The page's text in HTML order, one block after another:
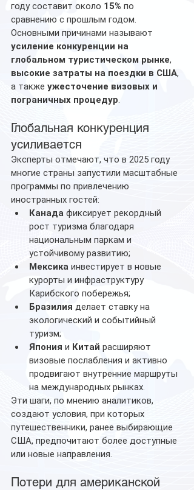
году составит около 15% по
сравнению с прошлым годом.
Основными причинами называют
усиление конкуренции на
глобальном туристическом рынке,
высокие затраты на поездки в США,
а также ужесточение визовых и
пограничных процедур.
Глобальная конкуренция
усиливается
Эксперты отмечают, что в 2025 году
многие страны запустили масштабные
программы по привлечению
иностранных гостей:
Канада фиксирует рекордный
рост туризма благодаря
национальным паркам и
устойчивому развитию;
Мексика инвестирует в новые
курорты и инфраструктуру
Карибского побережья;
Бразилия делает ставку на
экологический и событийный
туризм;
Япония и Китай расширяют
визовые послабления и активно
продвигают внутренние маршруты
на международных рынках.
Эти шаги, по мнению аналитиков,
создают условия, при которых
путешественники, ранее выбирающие
США, предпочитают более доступные
или новые направления.
Потери для американской